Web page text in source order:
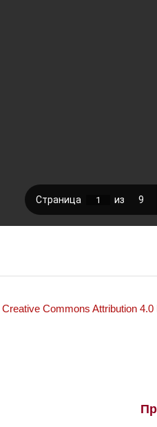
Creative Commons Attribution 4.0